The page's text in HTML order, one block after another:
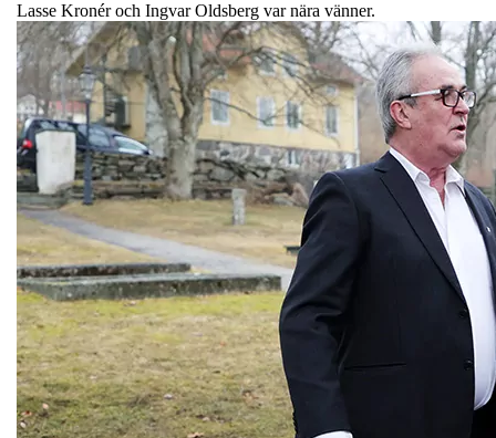
Lasse Kronér och Ingvar Oldsberg var nära vänner.